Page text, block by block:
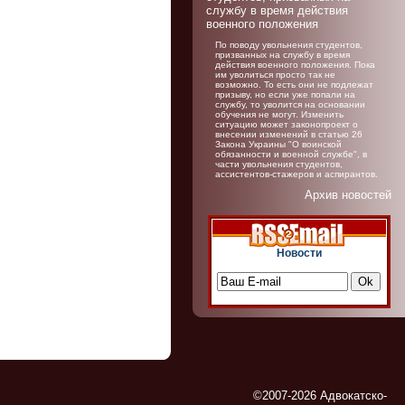
службу в время действия
военного положения
По поводу увольнения студентов,
призванных на службу в время
действия военного положения. Пока
им уволиться просто так не
возможно. То есть они не подлежат
призыву, но если уже попали на
службу, то уволится на основании
обучения не могут. Изменить
ситуацию может законопроект о
внесении изменений в статью 26
Закона Украины "О воинской
обязанности и военной службе", в
части увольнения студентов,
ассистентов-стажеров и аспирантов.
Архив новостей
Новости
©2007-2026 Адвокатско-